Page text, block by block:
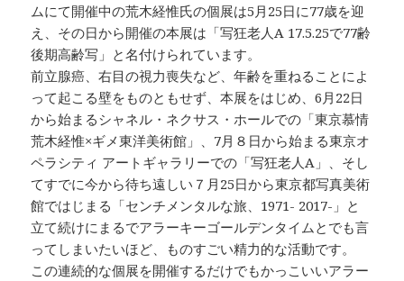
ムにて開催中の荒木経惟氏の個展は5月25日に77歳を迎
え、その日から開催の本展は「写狂老人A 17.5.25で77齢
後期高齢写」と名付けられています。
前立腺癌、右目の視力喪失など、年齢を重ねることによ
って起こる壁をものともせず、本展をはじめ、6月22日
から始まるシャネル・ネクサス・ホールでの「東京慕情
荒木経惟×ギメ東洋美術館」、7月８日から始まる東京オ
ペラシティ アートギャラリーでの「写狂老人A」、そし
てすでに今から待ち遠しい７月25日から東京都写真美術
館ではじまる「センチメンタルな旅、1971- 2017-」と
立て続けにまるでアラーキーゴールデンタイムとでも言
ってしまいたいほど、ものすごい精力的な活動です。
この連続的な個展を開催するだけでもかっこいいアラー